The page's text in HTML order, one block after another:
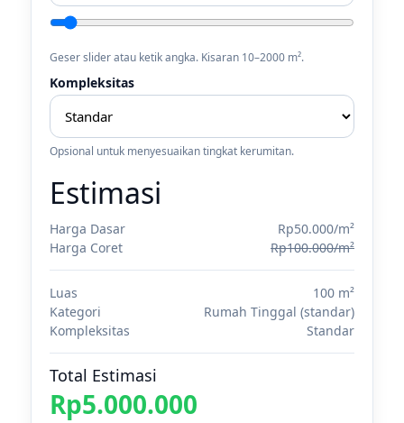
Geser slider atau ketik angka. Kisaran 10–2000 m².
Kompleksitas
Opsional untuk menyesuaikan tingkat kerumitan.
Estimasi
Harga Dasar
Rp50.000/m²
Harga Coret
Rp100.000/m²
Luas
100 m²
Kategori
Rumah Tinggal (standar)
Kompleksitas
Standar
Total Estimasi
Rp5.000.000